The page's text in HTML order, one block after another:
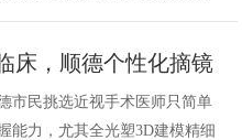
床，顺德个性化摘镜
市民挑选近视手术医师只简单
能力，尤其全光塑3D建模精细